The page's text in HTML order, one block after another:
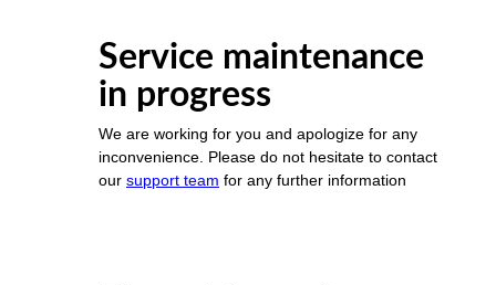
Service maintenance
in progress
We are working for you and apologize for any
inconvenience. Please do not hesitate to contact
our support team for any further information